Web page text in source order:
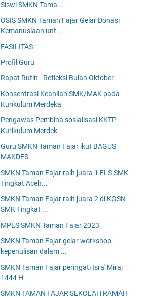
Siswi SMKN Tama...
OSIS SMKN Taman Fajar Gelar Donasi
Kemanusiaan unt...
FASILITAS
Profil Guru
Rapat Rutin - Refleksi Bulan Oktober
Konsentrasi Keahlian SMK/MAK pada
Kurikulum Merdeka
Pengawas Pembina sosialisasi KKTP
Kurikulum Merdek...
Guru SMKN Taman Fajar ikut BAGUS
MAKDES
SMKN Taman Fajar raih juara 1 FLS SMK
Tingkat Aceh...
SMKN Taman Fajar raih juara 2 di KOSN
SMK Tingkat ...
MPLS SMKN Taman Fajar 2023
SMKN Taman Fajar gelar workshop
kepenulisan dalam ...
SMKN Taman Fajar peringati Isra' Miraj
1444 H
SMKN TAMAN FAJAR SEKOLAH RAMAH